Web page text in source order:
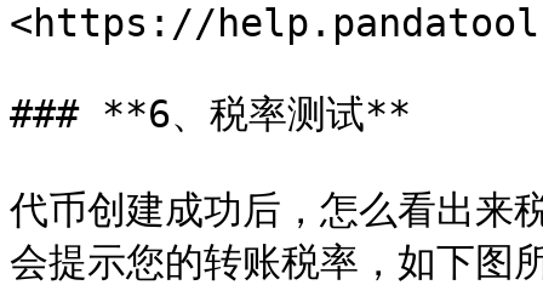
<https://
### **6、税率测试**
代币创建成功后，怎么看出来
会提示您的转账税率，如下图